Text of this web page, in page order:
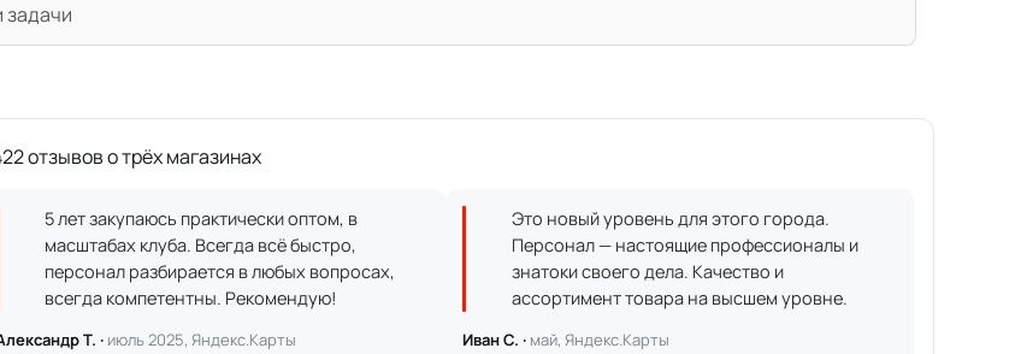
задачи
отзывов о трёх магазинах
5 лет закупаюсь практически оптом, в
масштабах клуба. Всегда всё быстро,
персонал разбирается в любых вопросах,
всегда компетентны. Рекомендую!
Т. · июль 2025, Яндекс.Карты
Это новый уровень для этого города.
Персонал — настоящие профессионалы и
знатоки своего дела. Качество и
ассортимент товара на высшем уровне.
Иван С. · май, Яндекс.Карты